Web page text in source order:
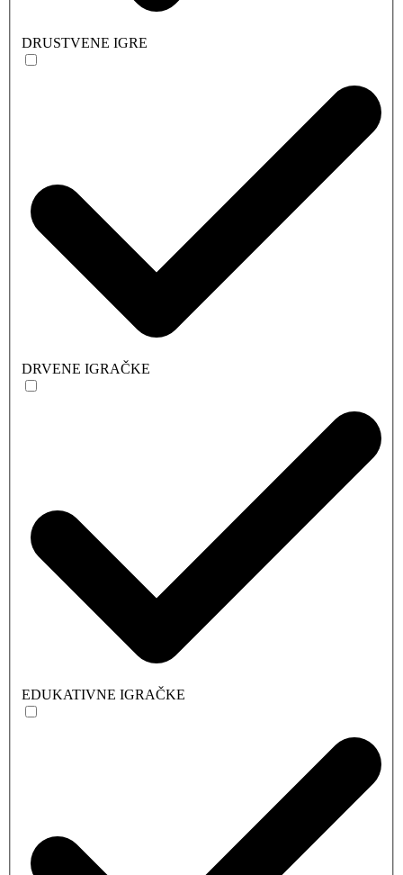
DRUSTVENE IGRE
DRVENE IGRAČKE
EDUKATIVNE IGRAČKE